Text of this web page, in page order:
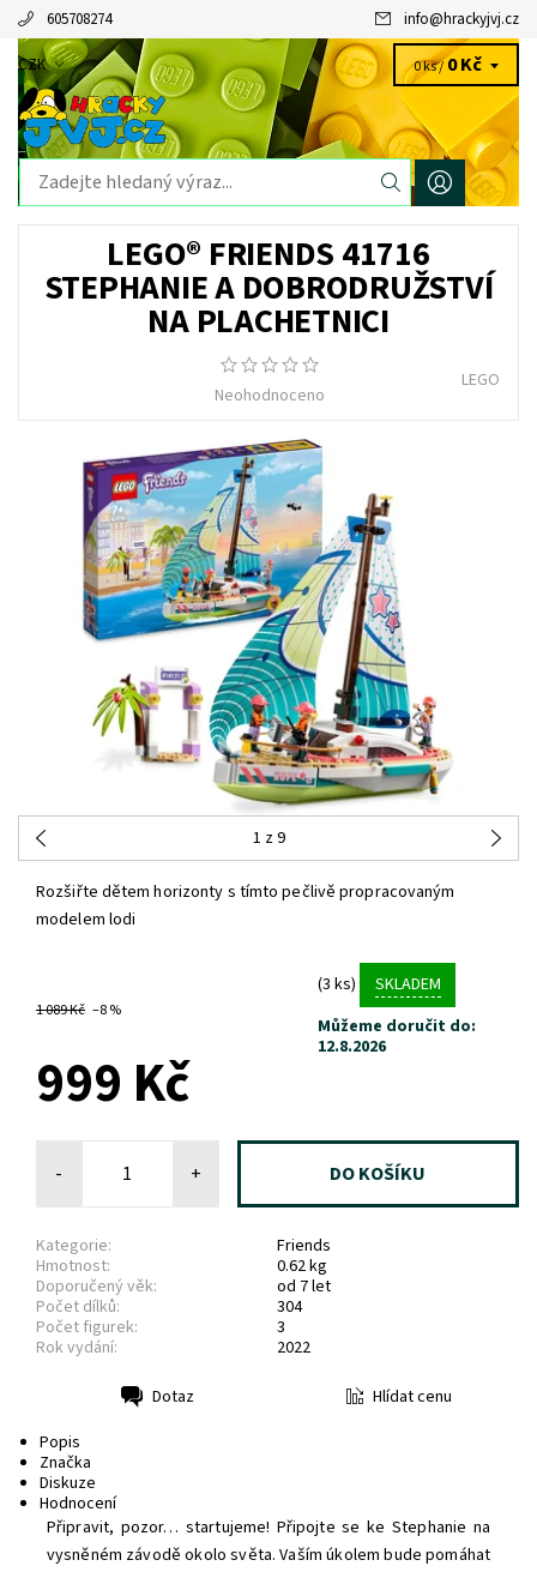
605708274 info@hrackyjvj.cz
CZK 0 ks /0 Kč
LEGO® FRIENDS 41716
STEPHANIE A DOBRODRUŽSTVÍ
NA PLACHETNICI
Neohodnoceno
LEGO
1 z 9
Rozšiřte dětem horizonty s tímto pečlivě propracovaným
modelem lodi
1 089 Kč –8 %
(3 ks)
SKLADEM
Můžeme doručit do:
12.8.2026
999 Kč
- +
Kategorie:
Friends
Hmotnost:
0.62 kg
Doporučený věk:
od 7 let
Počet dílků:
304
Počet figurek:
3
Rok vydání:
2022
Dotaz
Hlídat cenu
Popis
Značka
Diskuze
Hodnocení
Připravit, pozor… startujeme! Připojte se ke Stephanie na
vysněném závodě okolo světa. Vaším úkolem bude pomáhat